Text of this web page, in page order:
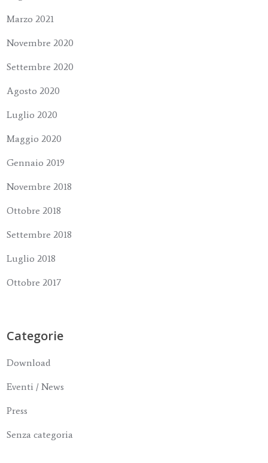
Marzo 2021
Novembre 2020
Settembre 2020
Agosto 2020
Luglio 2020
Maggio 2020
Gennaio 2019
Novembre 2018
Ottobre 2018
Settembre 2018
Luglio 2018
Ottobre 2017
Categorie
Download
Eventi / News
Press
Senza categoria